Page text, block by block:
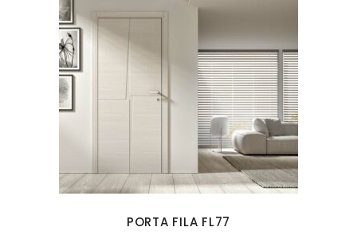
PORTA FILA FL77